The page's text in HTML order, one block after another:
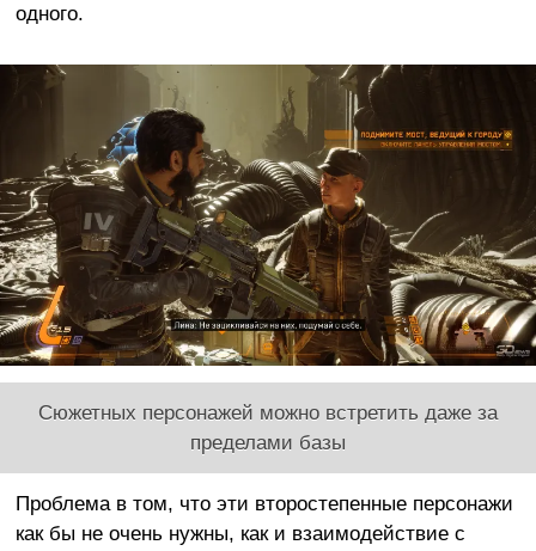
одного.
Сюжетных персонажей можно встретить даже за
пределами базы
Проблема в том, что эти второстепенные персонажи
как бы не очень нужны, как и взаимодействие с